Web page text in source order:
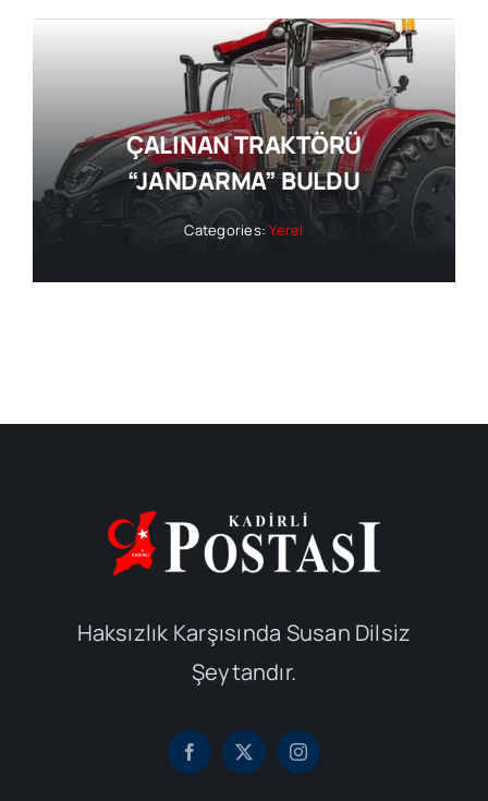
ÇALINAN TRAKTÖRÜ
“JANDARMA” BULDU
Categories:Yerel
Haksızlık Karşısında Susan Dilsiz
Şeytandır.